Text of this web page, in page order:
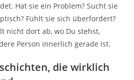
Hat sie ein Problem? Sucht sie
Fühlt sie sich überfordert?
nicht dort ab, wo Du stehst,
Person innerlich gerade ist.
die wirklich